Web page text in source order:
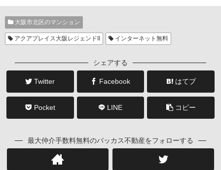
大阪市北区のマンション
アクアプレイス大阪レジェンドII インターネット無料
シェアする
Twitter Facebook はてブ
Pocket LINE コピー
最大仲介手数料無料のバッカス不動産をフォローする